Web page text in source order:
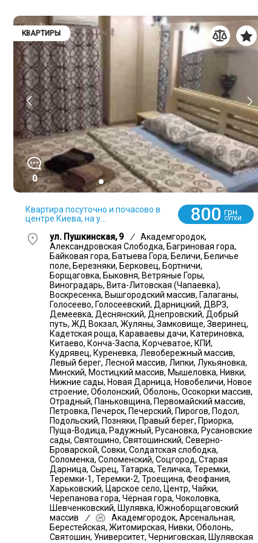
КВАРТИРЫ
0
Квартира посуточно и почасово в
центре Киева, на у...
800 грн
СУТКИ
ул. Пушкинская, 9 /
Академгородок,
Александровская Слободка, Багриновая гора,
Байковая гора, Батыева Гора, Беличи, Беличье
поле, Березняки, Берковец, Бортничи,
Борщаговка, Быковня, Ветряные Горы,
Виноградарь, Вита-Литовская (Чапаевка),
Воскресенка, Вышгородский массив, Галаганы,
Голосеево, Голосеевский, Дарницкий, ДВРЗ,
Демеевка, Деснянский, Днепровский, Добрый
путь, ЖД Вокзал, Жуляны, Замковище, Зверинец,
Кадетская роща, Караваевы дачи, Катериновка,
Китаево, Конча-Заспа, Корчеватое, КПИ,
Кудрявец, Куреневка, Левобережный массив,
Левый берег, Лесной массив, Липки, Лукьяновка,
Минский, Мостицкий массив, Мышеловка, Нивки,
Нижние сады, Новая Дарница, Новобеличи, Новое
строение, Оболонский, Оболонь, Осокорки массив,
Отрадный, Паньковщина, Первомайский массив,
Петровка, Печерск, Печерский, Пирогов, Подол,
Подольский, Позняки, Правый берег, Приорка,
Пуща-Водица, Радужный, Русановка, Русановские
сады, Святошино, Святошинский, Северно-
Броварской, Совки, Солдатская слободка,
Соломенка, Соломенский, Соцгород, Старая
Дарница, Сырец, Татарка, Теличка, Теремки,
Теремки-1, Теремки-2, Троещина, Феофания,
Харьковский, Царское село, Центр, Чайки,
Черепанова гора, Чёрная гора, Чоколовка,
Шевченковский, Шулявка, Южноборщаговский
массив
/
Академгородок, Арсенальная,
Берестейская, Житомирская, Нивки, Оболонь,
Святошин, Университет, Черниговская, Шулявская